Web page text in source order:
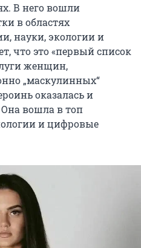
В него вошли
в областях
науки, экологии и
что это «первый список
женщин,
„маскулинных“
оказалась и
вошла в топ
и цифровые